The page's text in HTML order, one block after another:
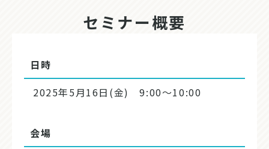
セミナー概要
日時
2025年5月16日(金) 9:00～10:00
会場